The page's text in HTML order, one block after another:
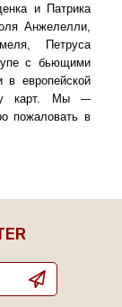
и Патрика
Анжелелли,
Петруса
с бьющими
европейской
карт. Мы -–
пожаловать в